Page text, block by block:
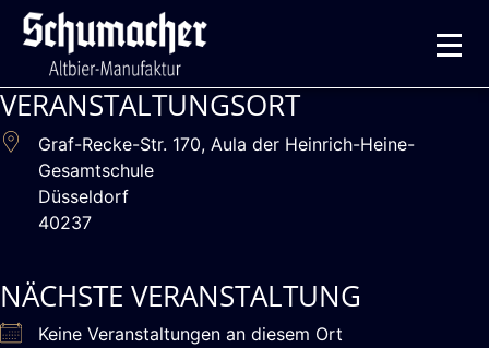
VERANSTALTUNGSORT
Graf-Recke-Str. 170, Aula der Heinrich-Heine-
Gesamtschule
Düsseldorf
40237
NÄCHSTE VERANSTALTUNG
Keine Veranstaltungen an diesem Ort